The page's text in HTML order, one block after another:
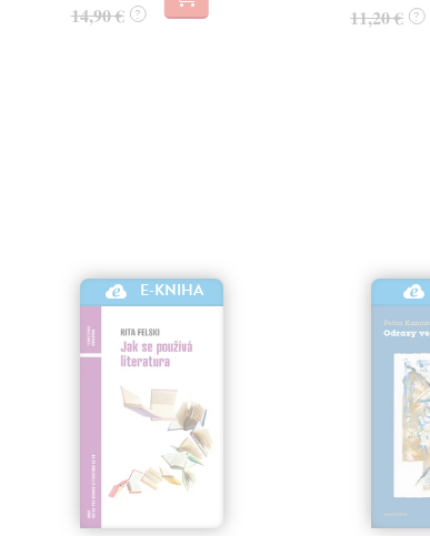
14,90 € ? 11,20 € ?
E-KNIHA